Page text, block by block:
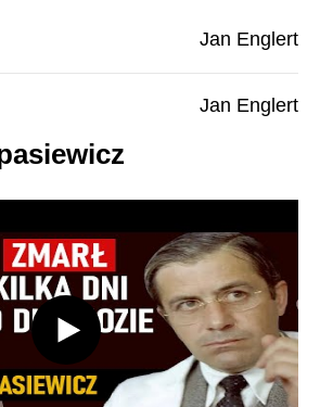
Jan Englert
Jan Englert